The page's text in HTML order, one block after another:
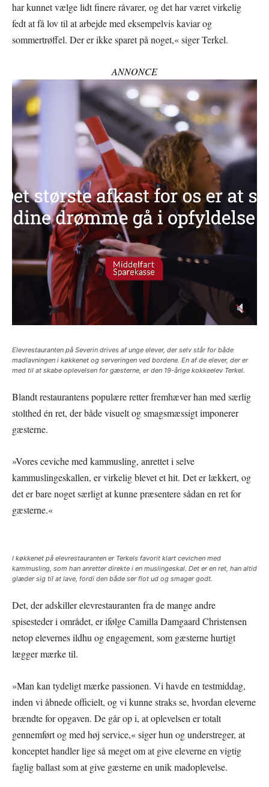
har kunnet vælge lidt finere råvarer, og det har været virkelig
fedt at få lov til at arbejde med eksempelvis kaviar og
sommertrøffel. Der er ikke sparet på noget,« siger Terkel.
ANNONCE
Elevrestauranten på Severin drives af unge elever, der selv står for både
madlavningen i køkkenet og serveringen ved bordene. En af de elever, der er
med til at skabe oplevelsen for gæsterne, er den 19-årige kokkeelev Terkel.
Blandt restaurantens populære retter fremhæver han med særlig
stolthed én ret, der både visuelt og smagsmæssigt imponerer
gæsterne.
»Vores ceviche med kammusling, anrettet i selve
kammuslingeskallen, er virkelig blevet et hit. Det er lækkert, og
det er bare noget særligt at kunne præsentere sådan en ret for
gæsterne.«
I køkkenet på elevrestauranten er Terkels favorit klart cevichen med
kammusling, som han anretter direkte i en muslingeskal. Det er en ret, han altid
glæder sig til at lave, fordi den både ser flot ud og smager godt.
Det, der adskiller elevrestauranten fra de mange andre
spisesteder i området, er ifølge Camilla Damgaard Christensen
netop elevernes ildhu og engagement, som gæsterne hurtigt
lægger mærke til.
»Man kan tydeligt mærke passionen. Vi havde en testmiddag,
inden vi åbnede officielt, og vi kunne straks se, hvordan eleverne
brændte for opgaven. De går op i, at oplevelsen er totalt
gennemført og med høj service,« siger hun og understreger, at
konceptet handler lige så meget om at give eleverne en vigtig
faglig ballast som at give gæsterne en unik madoplevelse.